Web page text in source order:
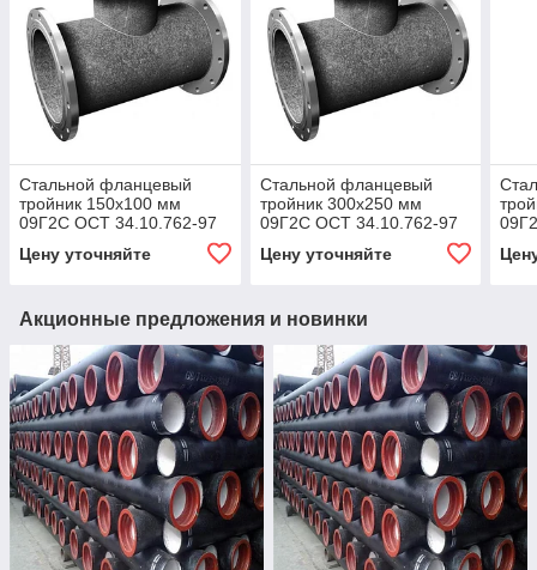
Стальной фланцевый
тройник 150x100 мм
09Г2С ОСТ 34.10.762-97
Цену уточняйте
Стальной фланцевый
тройник 300x250 мм
09Г2С ОСТ 34.10.762-97
Цену уточняйте
Акционные предложения и новинки